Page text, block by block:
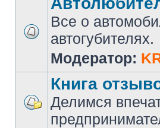
Все о
автогубителях.
Модератор:
Книга
Делимся